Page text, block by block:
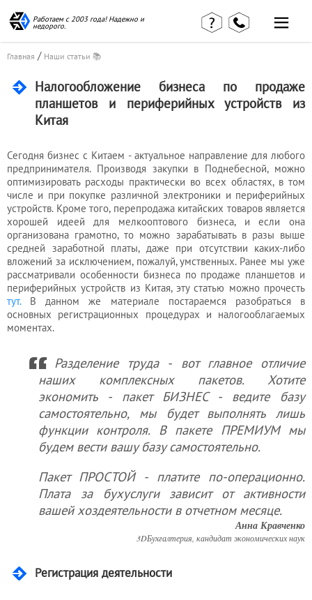
Работаем с 2003 года! Надежно и
недорого.
Главная / Наши статьи 📚
Налогообложение бизнеса по продаже
планшетов и периферийных устройств из
Китая
Сегодня бизнес с Китаем - актуальное направление для любого
предпринимателя. Производя закупки в Поднебесной, можно
оптимизировать расходы практически во всех областях, в том
числе и при покупке различной электроники и периферийных
устройств. Кроме того, перепродажа китайских товаров является
хорошей идеей для мелкооптового бизнеса, и если она
организована грамотно, то можно зарабатывать в разы выше
средней заработной платы, даже при отсутствии каких-либо
вложений за исключением, пожалуй, умственных. Ранее мы уже
рассматривали особенности бизнеса по продаже планшетов и
периферийных устройств из Китая, эту статью можно прочесть
тут.В данном же материале постараемся разобраться в
основных регистрационных процедурах и налогооблагаемых
моментах.
Разделение труда - вот главное отличие
наших комплексных пакетов. Хотите
экономить - пакет БИЗНЕС - ведите базу
самостоятельно, мы будет выполнять лишь
функции контроля. В пакете ПРЕМИУМ мы
будем вести вашу базу самостоятельно.
Пакет ПРОСТОЙ - платите по-операционно.
Плата за бухуслуги зависит от активности
вашей хоздеятельности в отчетном месяце.
Анна Кравченко
3DБухгалтерия, кандидат экономических наук
Регистрация деятельности
Главная
страница
Отзывы
Контакты
Вакансии
Наши статьи
КВЭД в
деталях
консультации
Калькулятор
Миграционные
услуги
Услуги
бухгалтера
юриста
Услуги
регистратора
Кадровый
аутсорсинг
и